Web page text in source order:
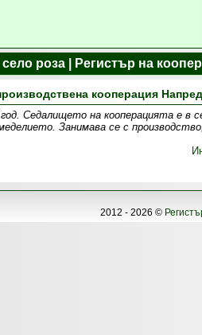
роза | Регистър на
кооперация
Седалището на кооперацията е в
Занимава се с
2012 - 2026 ©